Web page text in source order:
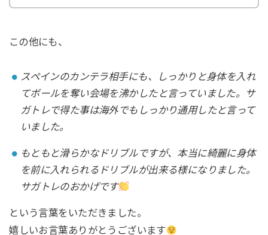
この他にも、
⁡スペインのカンテラ相手にも、しっかりと身体を入れ
てボールを奪い会場を沸かしたと言っていました。サ
ガトレで得た事は海外でもしっかり通用したと言って
いました。
もともと滑らかなドリブルですが、本当に綺麗に身体
を前に入れられるドリブルが出来る様になりました。⁡
サガトレのおかげです
⁡という言葉をいただきました。
⁡嬉しいお言葉ありがとうございます